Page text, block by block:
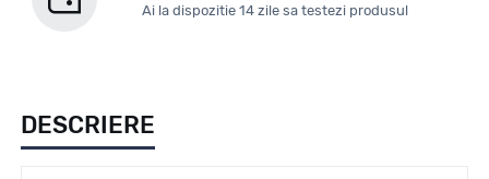
Ai la dispozitie 14 zile sa testezi produsul
DESCRIERE